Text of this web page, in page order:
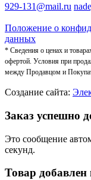
929-131@mail.ru
Положение о
данных
* Сведения о ценах и
офертой. Условия при
между Продавцом и
Создание сайта:
Заказ успешно
Это сообщение
секунд.
Товар добавлен